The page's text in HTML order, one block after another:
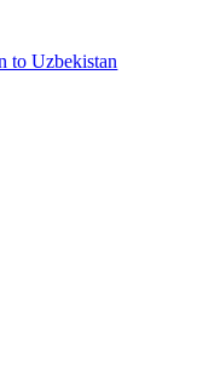
to Uzbekistan